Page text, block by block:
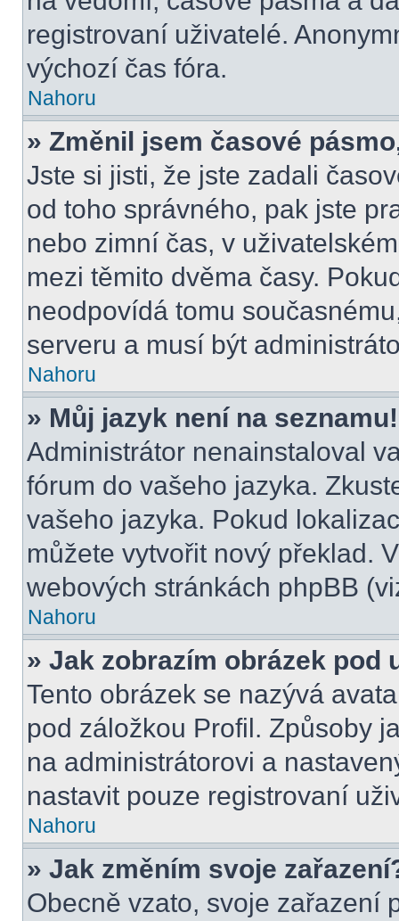
registrovaní uživatelé.
výchozí čas fóra.
Nahoru
» Změnil jsem časové
Jste si jisti, že jste zadali
od toho správného, pak jste
nebo zimní čas, v
mezi těmito dvěma časy.
neodpovídá tomu
serveru a musí být
Nahoru
» Můj jazyk není na seznamu!
Administrátor nenainstaloval
fórum do vašeho jazyka.
vašeho jazyka. Pokud
můžete vytvořit nový překlad.
webových stránkách phpBB
Nahoru
» Jak zobrazím obrázek pod
Tento obrázek se nazývá
pod záložkou Profil. Způsoby
na administrátorovi a
nastavit pouze registrovaní
Nahoru
» Jak změním svoje
Obecně vzato, svoje zařazení